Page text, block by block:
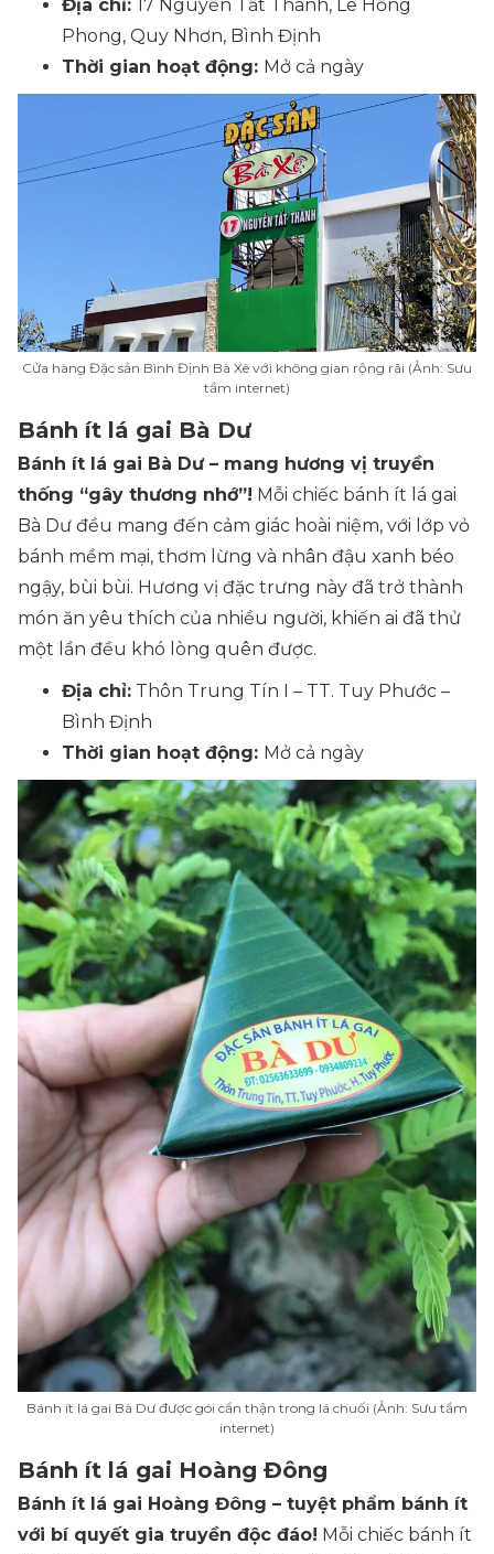
Địa chỉ: 17 Nguyễn Tất Thành, Lê Hồng
Phong, Quy Nhơn, Bình Định
Thời gian hoạt động: Mở cả ngày
Cửa hàng Đặc sản Bình Định Bà Xê với không gian rộng rãi (Ảnh: Sưu
tầm internet)
Bánh ít lá gai Bà Dư
Bánh ít lá gai Bà Dư – mang hương vị truyền
thống “gây thương nhớ”! Mỗi chiếc bánh ít lá gai
Bà Dư đều mang đến cảm giác hoài niệm, với lớp vỏ
bánh mềm mại, thơm lừng và nhân đậu xanh béo
ngậy, bùi bùi. Hương vị đặc trưng này đã trở thành
món ăn yêu thích của nhiều người, khiến ai đã thử
một lần đều khó lòng quên được.
Địa chỉ: Thôn Trung Tín I – TT. Tuy Phước –
Bình Định
Thời gian hoạt động: Mở cả ngày
Bánh ít lá gai Bà Dư được gói cẩn thận trong lá chuối (Ảnh: Sưu tầm
internet)
Bánh ít lá gai Hoàng Đông
Bánh ít lá gai Hoàng Đông – tuyệt phẩm bánh ít
với bí quyết gia truyền độc đáo! Mỗi chiếc bánh ít